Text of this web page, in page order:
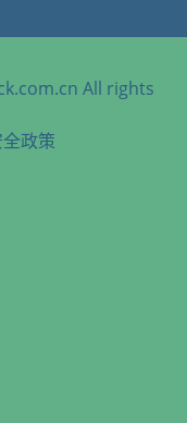
All rights
政策